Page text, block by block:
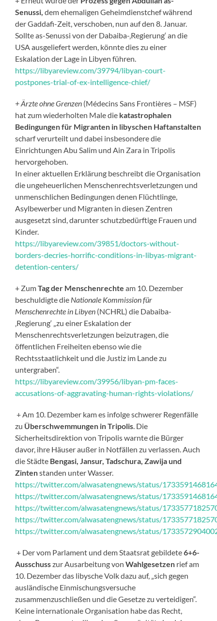
Senussi, dem ehemaligen Geheimdienstchef während
der Gaddafi-Zeit, verschoben, nun auf den 8. Januar.
Sollte as-Senussi von der Dabaiba-‚Regierung‘ an die
USA ausgeliefert werden, könnte dies zu einer
Eskalation der Lage in Libyen führen.
https://libyareview.com/39794/libyan-court-
postpones-trial-of-ex-intelligence-chief/
+ Ärzte ohne Grenzen (Médecins Sans Frontières – MSF)
hat zum wiederholten Male die katastrophalen
Bedingungen für Migranten in libyschen Haftanstalten
scharf verurteilt und dabei insbesondere die
Einrichtungen Abu Salim und Ain Zara in Tripolis
hervorgehoben.
In einer aktuellen Erklärung beschreibt die Organisation
die ungeheuerlichen Menschenrechtsverletzungen und
unmenschlichen Bedingungen denen Flüchtlinge,
Asylbewerber und Migranten in diesen Zentren
ausgesetzt sind, darunter schutzbedürftige Frauen und
Kinder.
https://libyareview.com/39851/doctors-without-
borders-decries-horrific-conditions-in-libyas-migrant-
detention-centers/
+ ZumTag der Menschenrechte am 10. Dezember
beschuldigte die Nationale Kommission für
Menschenrechte in Libyen (NCHRL) die Dabaiba-
‚Regierung‘ „zu einer Eskalation der
Menschenrechtsverletzungen beizutragen, die
öffentlichen Freiheiten ebenso wie die
Rechtsstaatlichkeit und die Justiz im Lande zu
untergraben“.
https://libyareview.com/39956/libyan-pm-faces-
accusations-of-aggravating-human-rights-violations/
+ Am 10. Dezember kam es infolge schwerer Regenfälle
zu Überschwemmungen in Tripolis . Die
Sicherheitsdirektion von Tripolis warnte die Bürger
davor, ihre Häuser außer in Notfällen zu verlassen. Auch
die Städte Bengasi, Jansur, Tadschura, Zawija und
Zintenstanden unter Wasser.
https://twitter.com/alwasatengnews/status/
https://twitter.com/alwasatengnews/status/
https://twitter.com/alwasatengnews/status/
https://twitter.com/alwasatengnews/status/
https://twitter.com/alwasatengnews/status/
+ Der vom Parlament und dem Staatsrat gebildete6+6-
Ausschusszur Ausarbeitung vonWahlgesetzen rief am
10. Dezember das libysche Volk dazu auf, „sich gegen
ausländische Einmischungsversuche
zusammenzuschließen und die Gesetze zu verteidigen“.
Keine internationale Organisation habe das Recht,